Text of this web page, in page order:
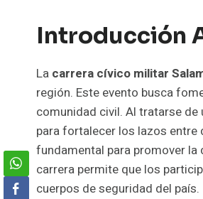
Introducción
La carrera cívico militar
región. Este evento busca
comunidad civil. Al tratarse
para fortalecer los lazos
fundamental para promover la
carrera permite que los
cuerpos de seguridad del país.